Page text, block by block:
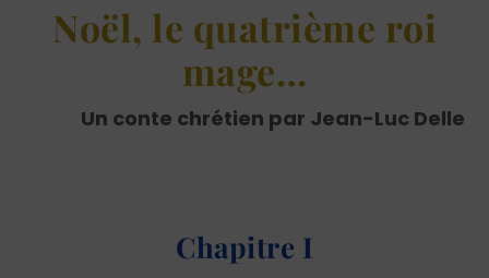
Noël, le quatrième roi
mage…
Un conte chrétien par Jean-Luc Delle
Chapitre I